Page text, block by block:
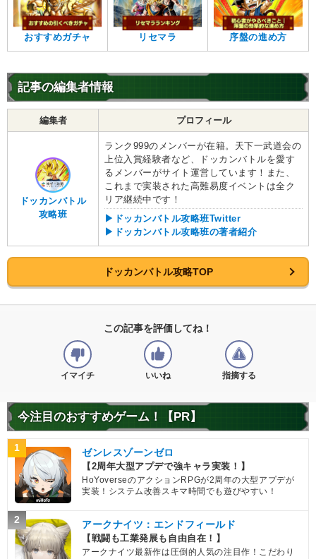
おすすめガチャ リセマラ 序盤の進め方
記事の編集者情報
編集者 プロフィール
ドッカンバトル
攻略班
ランク999のメンバーが在籍。天下一武道会の
上位入賞経験者など、ドッカンバトルを愛す
るメンバーがサイト運営しています！また、
これまで実装された高難易度イベントは全ク
リア継続中です！
▶ドッカンバトル攻略班Twitter
▶ドッカンバトル攻略班の著者紹介
ドッカンバトル攻略TOP
この記事を評価してね！
イマイチ いいね 指摘する
今注目のおすすめゲーム！【PR】
1 ゼンレスゾーンゼロ
【2周年大型アプデで強キャラ実装！】
HoYoverseのアクションRPGが2周年の大型アプデが
実装！システム改善スキマ時間でも遊びやすい！
2 アークナイツ：エンドフィールド
【戦闘も工業発展も自由自在！】
アークナイツ最新作は圧倒的人気の注目作！こだわり